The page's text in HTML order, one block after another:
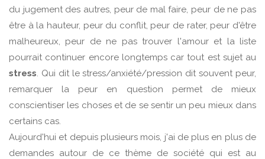
du jugement des autres, peur de mal faire, peur de ne pas
être à la hauteur, peur du conflit, peur de rater, peur d'être
malheureux, peur de ne pas trouver l'amour et la liste
pourrait continuer encore longtemps car tout est sujet au
stress. Qui dit le stress/anxiété/pression dit souvent peur,
remarquer la peur en question permet de mieux
conscientiser les choses et de se sentir un peu mieux dans
certains cas.
Aujourd'hui et depuis plusieurs mois, j'ai de plus en plus de
demandes autour de ce thème de société qui est au